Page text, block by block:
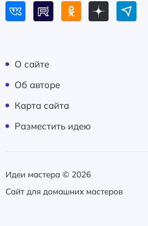
О сайте
Об авторе
Карта сайта
Разместить идею
Идеи мастера © 2026
Сайт для домашних мастеров